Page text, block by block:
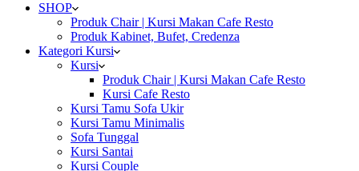
SHOP
Produk Chair | Kursi Makan Cafe Resto
Produk Kabinet, Bufet, Credenza
Kategori Kursi
Kursi
Produk Chair | Kursi Makan Cafe Resto
Kursi Cafe Resto
Kursi Tamu Sofa Ukir
Kursi Tamu Minimalis
Sofa Tunggal
Kursi Santai
Kursi Couple